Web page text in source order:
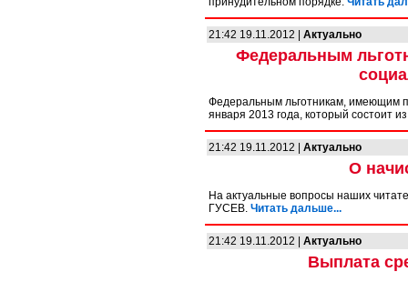
21:42 19.11.2012 | Актуально
Федеральным
Федеральным льготникам, имеющим
января 2013 года, который состоит
21:42 19.11.2012 | Актуально
О
На актуальные вопросы наших
ГУСЕВ. Читать дальше...
21:42 19.11.2012 | Актуально
Выплата